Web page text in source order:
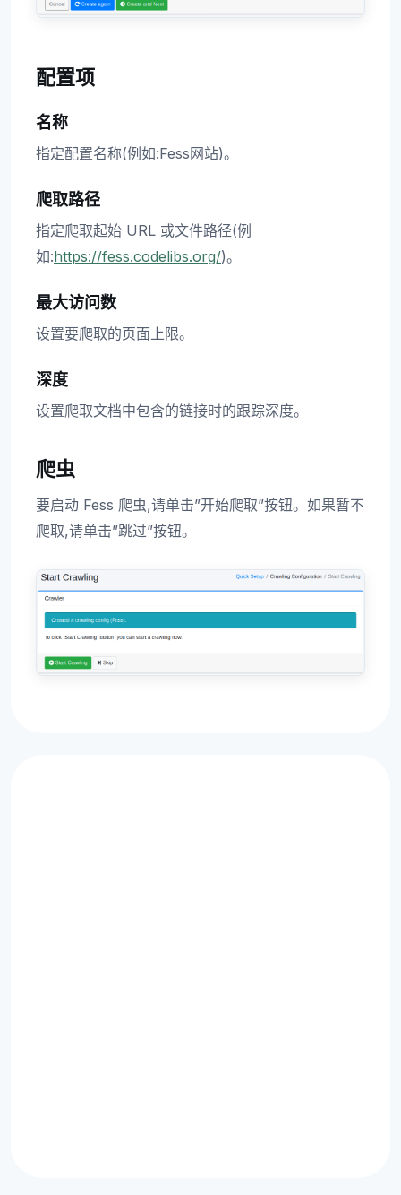
配置项
名称
指定配置名称(例如:Fess网站)。
爬取路径
指定爬取起始 URL 或文件路径(例
如:https://fess.codelibs.org/)。
最大访问数
设置要爬取的页面上限。
深度
设置爬取文档中包含的链接时的跟踪深度。
爬虫
要启动 Fess 爬虫,请单击”开始爬取”按钮。如果暂不
爬取,请单击”跳过”按钮。